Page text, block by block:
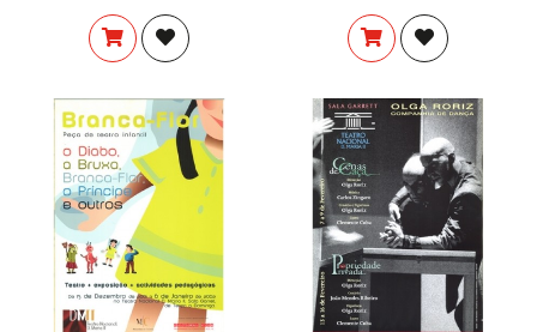
COMPRARADICIONAR À LISTA DE DESEJOS
COMPRARADICIONAR